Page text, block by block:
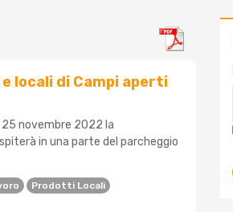
locali di Campi aperti
novembre 2022 la
in una parte del parcheggio
Prodotti Locali